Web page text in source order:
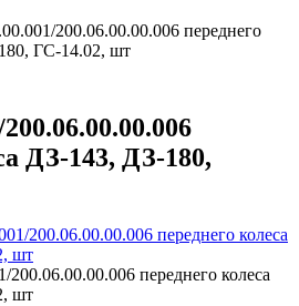
200.06.00.00.006 переднего
ГС-14.02, шт
ДЗ-143, ДЗ-180,
переднего колеса
шт